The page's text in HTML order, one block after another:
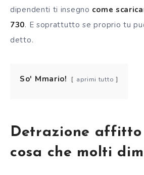
dipendenti ti insegno come
730. E soprattutto se proprio tu
detto.
So' Mmario! aprimi tutto
Detrazione affitto
cosa che molti